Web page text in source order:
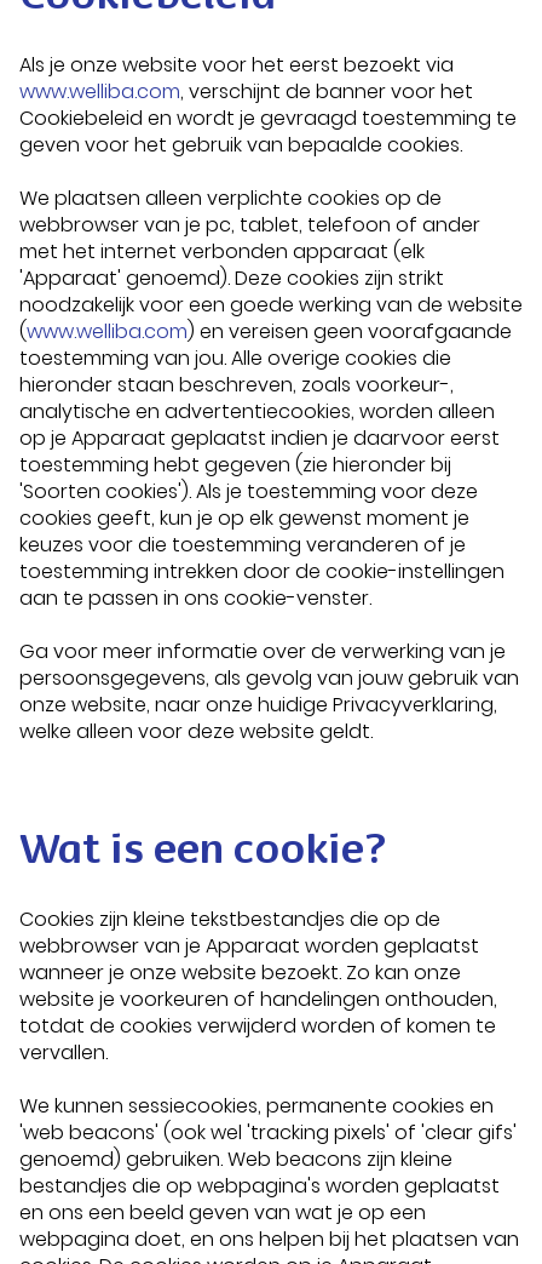
Als je onze website voor het eerst bezoekt via
www.welliba.com, verschijnt de banner voor het
Cookiebeleid en wordt je gevraagd toestemming te
geven voor het gebruik van bepaalde cookies.
We plaatsen alleen verplichte cookies op de
webbrowser van je pc, tablet, telefoon of ander
met het internet verbonden apparaat (elk
'Apparaat' genoemd). Deze cookies zijn strikt
noodzakelijk voor een goede werking van de website
(www.welliba.com) en vereisen geen voorafgaande
toestemming van jou. Alle overige cookies die
hieronder staan beschreven, zoals voorkeur-,
analytische en advertentiecookies, worden alleen
op je Apparaat geplaatst indien je daarvoor eerst
toestemming hebt gegeven (zie hieronder bij
'Soorten cookies'). Als je toestemming voor deze
cookies geeft, kun je op elk gewenst moment je
keuzes voor die toestemming veranderen of je
toestemming intrekken door de cookie-instellingen
aan te passen in ons cookie-venster.
Ga voor meer informatie over de verwerking van je
persoonsgegevens, als gevolg van jouw gebruik van
onze website, naar onze huidige Privacyverklaring,
welke alleen voor deze website geldt.
Wat is een cookie?
Cookies zijn kleine tekstbestandjes die op de
webbrowser van je Apparaat worden geplaatst
wanneer je onze website bezoekt. Zo kan onze
website je voorkeuren of handelingen onthouden,
totdat de cookies verwijderd worden of komen te
vervallen.
We kunnen sessiecookies, permanente cookies en
'web beacons' (ook wel 'tracking pixels' of 'clear gifs'
genoemd) gebruiken. Web beacons zijn kleine
bestandjes die op webpagina's worden geplaatst
en ons een beeld geven van wat je op een
webpagina doet, en ons helpen bij het plaatsen van